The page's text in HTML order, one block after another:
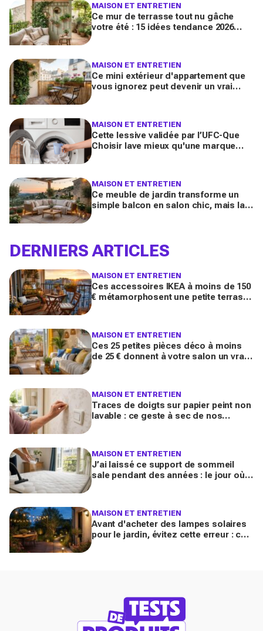
MAISON ET ENTRETIEN
Ce mur de terrasse tout nu gâche
votre été : 15 idées tendance 2026
MAISON ET ENTRETIEN
Ce mini extérieur d'appartement que
vous ignorez peut devenir un vrai
MAISON ET ENTRETIEN
Cette lessive validée par l’UFC-Que
Choisir lave mieux qu'une marque
MAISON ET ENTRETIEN
Ce meuble de jardin transforme un
simple balcon en salon chic, mais la
DERNIERS ARTICLES
MAISON ET ENTRETIEN
Ces accessoires IKEA à moins de 150
€ métamorphosent une petite terrasse
MAISON ET ENTRETIEN
Ces 25 petites pièces déco à moins
de 25 € donnent à votre salon un vrai
MAISON ET ENTRETIEN
Traces de doigts sur papier peint non
lavable : ce geste à sec de nos
MAISON ET ENTRETIEN
J’ai laissé ce support de sommeil
sale pendant des années : le jour où
MAISON ET ENTRETIEN
Avant d'acheter des lampes solaires
pour le jardin, évitez cette erreur : ces